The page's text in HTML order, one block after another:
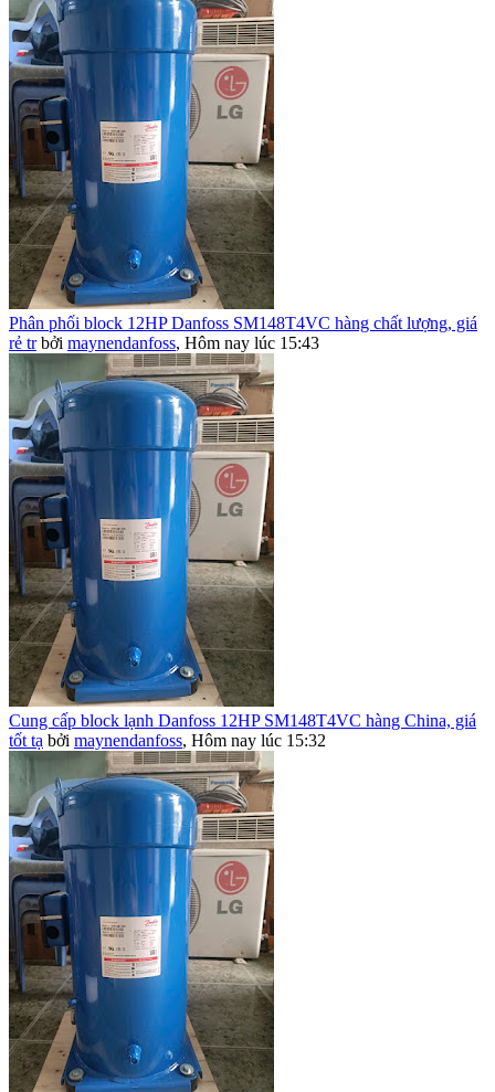
Phân phối block 12HP Danfoss SM148T4VC hàng chất lượng, giá
rẻ tr bởi maynendanfoss, Hôm nay lúc 15:43
Cung cấp block lạnh Danfoss 12HP SM148T4VC hàng China, giá
tốt tạ bởi maynendanfoss, Hôm nay lúc 15:32